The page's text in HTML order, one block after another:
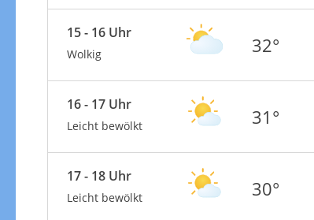
15 - 16 Uhr
Wolkig 32°
16 - 17 Uhr
Leicht bewölkt 31°
17 - 18 Uhr
Leicht bewölkt 30°